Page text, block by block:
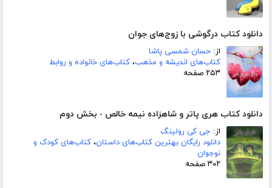
دانلود کتاب درگوشی با زوج‌های جوان
از: حسان شمسی پاشا
کتاب‌های اندیشه و مذهب، کتاب‌های خانواده و روابط
۲۵۳ صفحه
دانلود کتاب هری پاتر و شاهزاده نیمه خالص - بخش دوم
از: جی کی رولینگ
دانلود رایگان بهترین کتاب‌های داستان، کتاب‌های کودک و
نوجوان
۳۰۲ صفحه